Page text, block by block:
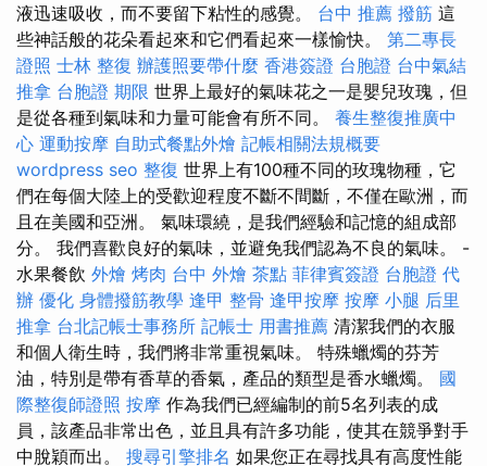
液迅速吸收，而不要留下粘性的感覺。 台中 推薦 撥筋 這
些神話般的花朵看起來和它們看起來一樣愉快。 第二專長
證照 士林 整復 辦護照要帶什麼 香港簽證 台胞證 台中氣結
推拿 台胞證 期限 世界上最好的氣味花之一是嬰兒玫瑰，但
是從各種到氣味和力量可能會有所不同。 養生整復推廣中
心 運動按摩 自助式餐點外燴 記帳相關法規概要
wordpress seo 整復 世界上有100種不同的玫瑰物種，它
們在每個大陸上的受歡迎程度不斷不間斷，不僅在歐洲，而
且在美國和亞洲。 氣味環繞，是我們經驗和記憶的組成部
分。 我們喜歡良好的氣味，並避免我們認為不良的氣味。 -
水果餐飲 外燴 烤肉 台中 外燴 茶點 菲律賓簽證 台胞證 代
辦 優化 身體撥筋教學 逢甲 整骨 逢甲按摩 按摩 小腿 后里
推拿 台北記帳士事務所 記帳士 用書推薦 清潔我們的衣服
和個人衛生時，我們將非常重視氣味。 特殊蠟燭的芬芳
油，特別是帶有香草的香氣，產品的類型是香水蠟燭。 國
際整復師證照 按摩 作為我們已經編制的前5名列表的成
員，該產品非常出色，並且具有許多功能，使其在競爭對手
中脫穎而出。 搜尋引擎排名 如果您正在尋找具有高度性能